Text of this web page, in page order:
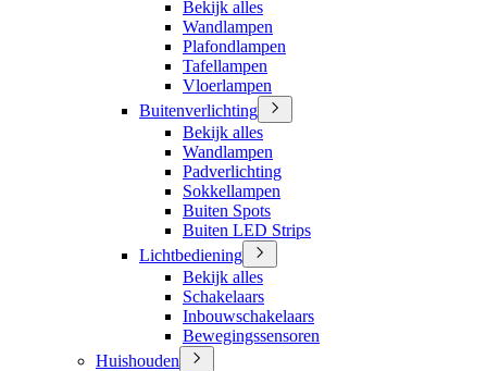
Bekijk alles
Wandlampen
Plafondlampen
Tafellampen
Vloerlampen
Buitenverlichting
Bekijk alles
Wandlampen
Padverlichting
Sokkellampen
Buiten Spots
Buiten LED Strips
Lichtbediening
Bekijk alles
Schakelaars
Inbouwschakelaars
Bewegingssensoren
Huishouden